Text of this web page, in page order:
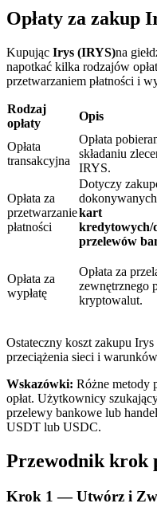
Ekskluzywne
Pożyczki
Usługa pożyczek
Automatyczna
Zdobądź
Opłaty za zakup
Kupując Irys (IRYS)na
napotkać kilka rodzajów
przetwarzaniem płatności i
Rodzaj
opłaty
Opis
Opłata
transakcyjna
Opłata
składaniu
IRYS.
Opłata za
przetwarzanie
płatności
Dotyczy
kart
kredytowych/
przelewów
Opłata za
wypłatę
Opłata za
zewnętrznego
kryptowalut.
Ostateczny koszt zakupu
przeciążenia sieci i
Wskazówki: Różne metody
opłat. Użytkownicy
przelewy bankowe lub
USDT lub USDC.
Przewodnik krok
Krok 1 —Utwórz i